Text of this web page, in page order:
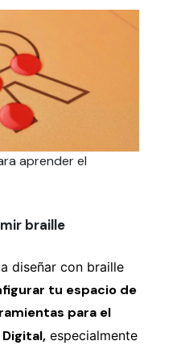
aprender el
braille
diseñar con braille
tu espacio de
para el
especialmente